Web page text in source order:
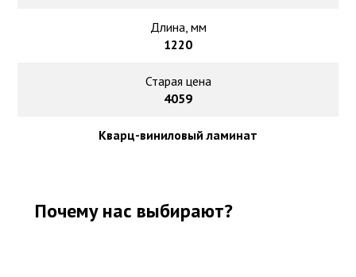
Длина, мм
1220
Старая цена
4059
Кварц-виниловый ламинат
Почему нас выбирают?